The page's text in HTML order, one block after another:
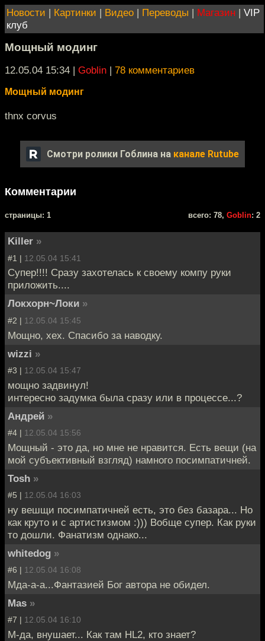
Новости | Картинки | Видео | Переводы | Магазин | VIP
клуб
Мощный модинг
12.05.04 15:34 | Goblin | 78 комментариев
Мощный модинг
thnx corvus
Смотри ролики Гоблина на канале Rutube
Комментарии
cтраницы: 1 всего: 78, Goblin: 2
Killer »
#1 | 12.05.04 15:41
Супер!!!! Сразу захотелась к своему компу руки
приложить....
Локхорн~Локи »
#2 | 12.05.04 15:45
Мощно, хех. Спасибо за наводку.
wizzi »
#3 | 12.05.04 15:47
мощно задвинул!
интересно задумка была сразу или в процессе...?
Андрей »
#4 | 12.05.04 15:56
Мощный - это да, но мне не нравится. Есть вещи (на
мой субъективный взгляд) намного посимпатичней.
Tosh »
#5 | 12.05.04 16:03
ну вешщи посимпатичней есть, это без базара... Но
как круто и с артистизмом :))) Вобще супер. Как руки
то дошли. Фанатизм однако...
whitedog »
#6 | 12.05.04 16:08
Мда-а-а...Фантазией Бог автора не обидел.
Mas »
#7 | 12.05.04 16:10
М-да, внушает... Как там HL2, кто знает?